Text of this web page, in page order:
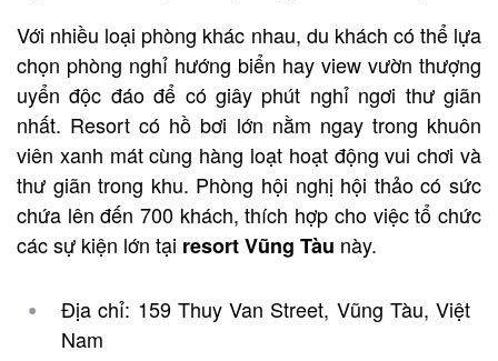
Với nhiều loại phòng khác nhau, du khách có thể lựa
chọn phòng nghỉ hướng biển hay view vườn thượng
uyển độc đáo để có giây phút nghỉ ngơi thư giãn
nhất. Resort có hồ bơi lớn nằm ngay trong khuôn
viên xanh mát cùng hàng loạt hoạt động vui chơi và
thư giãn trong khu. Phòng hội nghị hội thảo có sức
chứa lên đến 700 khách, thích hợp cho việc tổ chức
các sự kiện lớn tại resort Vũng Tàu này.
Địa chỉ: 159 Thuy Van Street, Vũng Tàu, Việt
Nam